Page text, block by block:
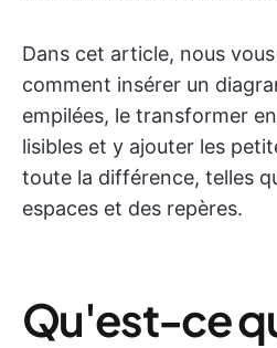
Dans cet article, nous
comment insérer un
empilées, le transformer
lisibles et y ajouter les
toute la différence, telles
espaces et des repères.
Qu'est-ce